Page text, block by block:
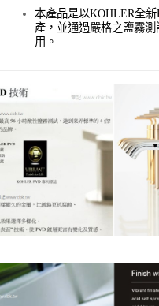
本產品是以KOHLER全
產，並通過嚴格之鹽霧
用。